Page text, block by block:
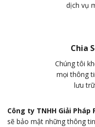
dịch vụ
Chia
Chúng tôi
mọi thông
lưu
Công ty TNHH Giải Pháp
sẽ bảo mật những thông